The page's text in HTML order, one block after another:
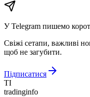
У Telegram пишемо
Свіжі сетапи, важливі
щоб не загубити.
Підписатися
TI
tradinginfo